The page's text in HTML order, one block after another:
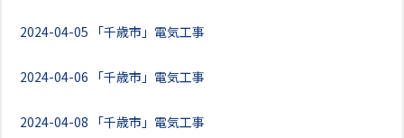
2024-04-05 「千歳市」電気工事
2024-04-06 「千歳市」電気工事
2024-04-08 「千歳市」電気工事